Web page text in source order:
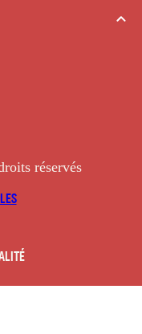
réservés